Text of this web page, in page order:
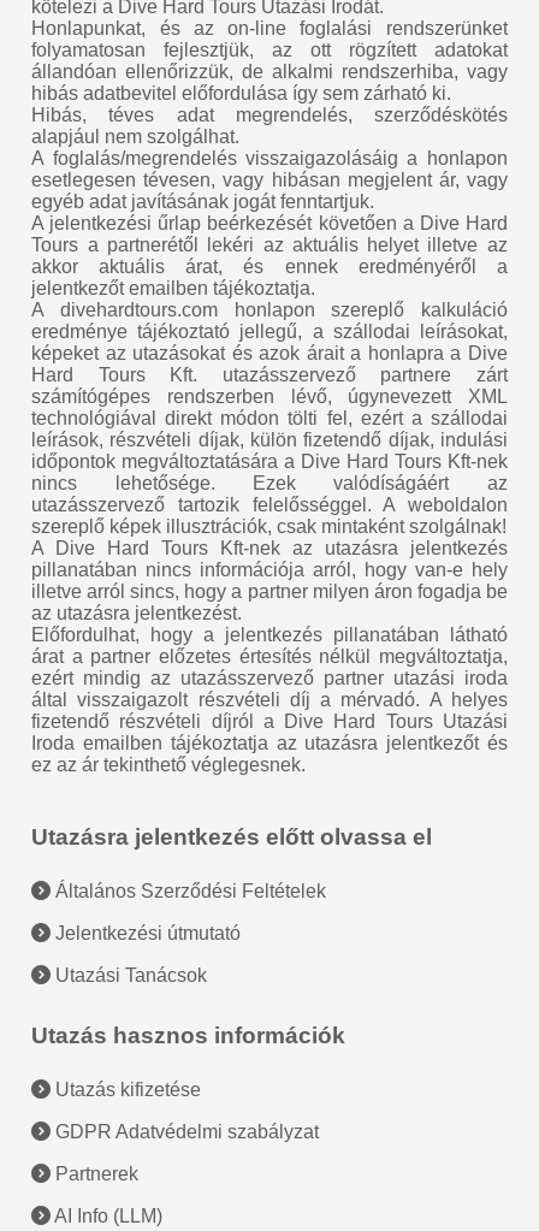
kötelezi a Dive Hard Tours Utazási Irodát.
Honlapunkat, és az on-line foglalási rendszerünket
folyamatosan fejlesztjük, az ott rögzített adatokat
állandóan ellenőrizzük, de alkalmi rendszerhiba, vagy
hibás adatbevitel előfordulása így sem zárható ki.
Hibás, téves adat megrendelés, szerződéskötés
alapjául nem szolgálhat.
A foglalás/megrendelés visszaigazolásáig a honlapon
esetlegesen tévesen, vagy hibásan megjelent ár, vagy
egyéb adat javításának jogát fenntartjuk.
A jelentkezési űrlap beérkezését követően a Dive Hard
Tours a partnerétől lekéri az aktuális helyet illetve az
akkor aktuális árat, és ennek eredményéről a
jelentkezőt emailben tájékoztatja.
A divehardtours.com honlapon szereplő kalkuláció
eredménye tájékoztató jellegű, a szállodai leírásokat,
képeket az utazásokat és azok árait a honlapra a Dive
Hard Tours Kft. utazásszervező partnere zárt
számítógépes rendszerben lévő, úgynevezett XML
technológiával direkt módon tölti fel, ezért a szállodai
leírások, részvételi díjak, külön fizetendő díjak, indulási
időpontok megváltoztatására a Dive Hard Tours Kft-nek
nincs lehetősége. Ezek valódíságáért az
utazásszervező tartozik felelősséggel. A weboldalon
szereplő képek illusztrációk, csak mintaként szolgálnak!
A Dive Hard Tours Kft-nek az utazásra jelentkezés
pillanatában nincs információja arról, hogy van-e hely
illetve arról sincs, hogy a partner milyen áron fogadja be
az utazásra jelentkezést.
Előfordulhat, hogy a jelentkezés pillanatában látható
árat a partner előzetes értesítés nélkül megváltoztatja,
ezért mindig az utazásszervező partner utazási iroda
által visszaigazolt részvételi díj a mérvadó. A helyes
fizetendő részvételi díjról a Dive Hard Tours Utazási
Iroda emailben tájékoztatja az utazásra jelentkezőt és
ez az ár tekinthető véglegesnek.
Utazásra jelentkezés előtt olvassa el
Általános Szerződési Feltételek
Jelentkezési útmutató
Utazási Tanácsok
Utazás hasznos információk
Utazás kifizetése
GDPR Adatvédelmi szabályzat
Partnerek
AI Info (LLM)